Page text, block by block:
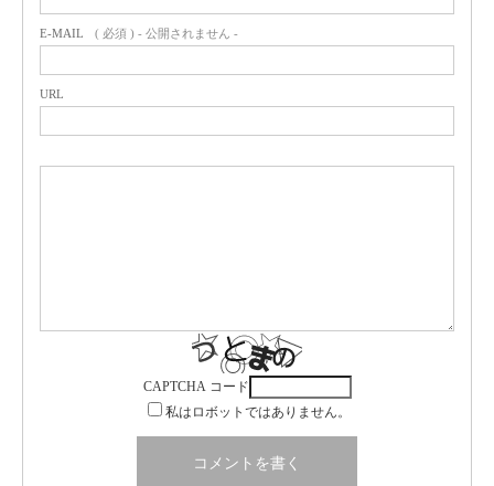
E-MAIL ( 必須 ) - 公開されません -
URL
CAPTCHA コード
私はロボットではありません。